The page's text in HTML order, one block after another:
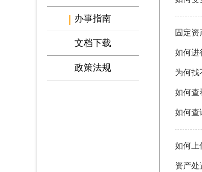
办事指南
文档下载
政策法规
固定资
如何进
为何找
如何查
如何查
如何上
资产处